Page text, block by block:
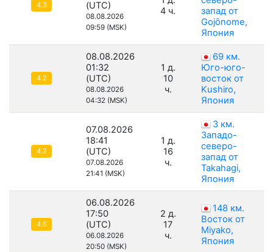
4.3
(UTC)
08.08.2026
09:59 (MSK)
4 ч.
запад от
Gojōnome,
Япония
4.2
08.08.2026
01:32
(UTC)
08.08.2026
04:32 (MSK)
1 д.
10
ч.
69 км.
Юго-юго-
восток от
Kushiro,
Япония
4.2
07.08.2026
18:41
(UTC)
07.08.2026
21:41 (MSK)
1 д.
16
ч.
3 км.
Западо-
северо-
запад от
Takahagi,
Япония
4.6
06.08.2026
17:50
(UTC)
06.08.2026
20:50 (MSK)
2 д.
17
ч.
148 км.
Восток от
Miyako,
Япония